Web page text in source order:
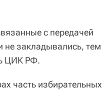
с передачей
не закладывались, тем
ЦИК РФ.
часть избирательных